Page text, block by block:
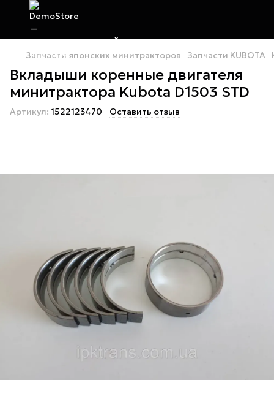
Запчасти японских минитракторов Запчасти KUBOTA
Вкладыши коренные двигателя
минитрактора Kubota D1503 STD
Артикул: 1522123470 Оставить отзыв